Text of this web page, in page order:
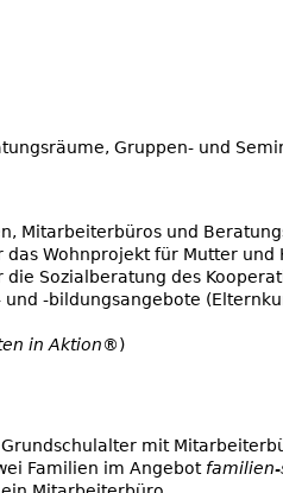
Gruppen- und
Mitarbeiterbüros und
Wohnprojekt für Mutter und
Sozialberatung des
-bildungsangebote
in Aktion®)
mit
Familien im Angebotfamilien-